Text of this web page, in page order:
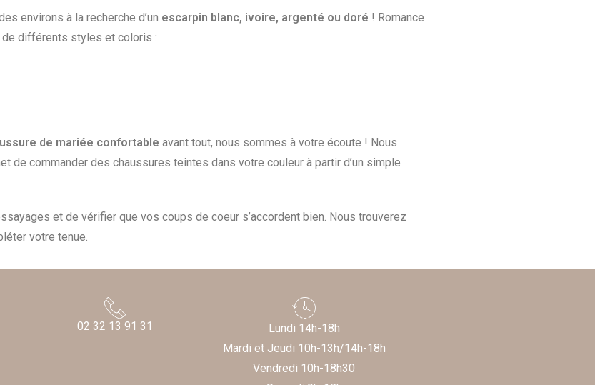
environs à la recherche d’un escarpin blanc, ivoire, argenté ou doré ! Romance
de différents styles et coloris :
de mariée confortable avant tout, nous sommes à votre écoute ! Nous
de commander des chaussures teintes dans votre couleur à partir d’un simple
et de vérifier que vos coups de coeur s’accordent bien. Nous trouverez
votre tenue.
02 32 13 91 31
Lundi 14h-18h
Mardi et Jeudi 10h-13h/14h-18h
Vendredi 10h-18h30